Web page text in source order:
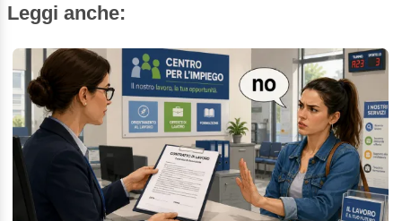
Leggi anche: